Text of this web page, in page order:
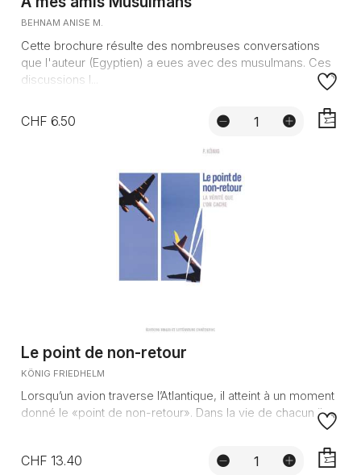
BEHNAM ANISE M.
Cette brochure résulte des nombreuses conversations
que l'auteur (Egyptien) a eues avec des musulmans. Ces
discussions l...
CHF 6.50
Le point de non-retour
KÖNIG FRIEDHELM
Lorsqu’un avion traverse l’Atlantique, il atteint à un moment
donné le «point de non-retour». Dans la vie de chacun il e...
CHF 13.40